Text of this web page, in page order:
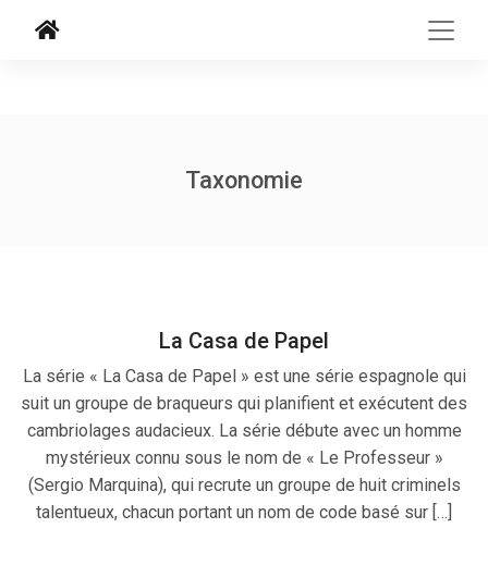
Taxonomie
La Casa de Papel
La série « La Casa de Papel » est une série espagnole qui
suit un groupe de braqueurs qui planifient et exécutent des
cambriolages audacieux. La série débute avec un homme
mystérieux connu sous le nom de « Le Professeur »
(Sergio Marquina), qui recrute un groupe de huit criminels
talentueux, chacun portant un nom de code basé sur […]